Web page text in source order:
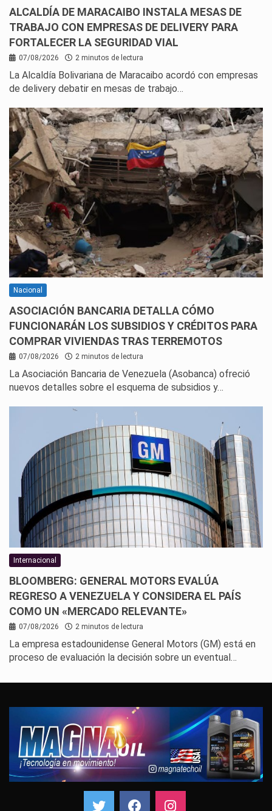
ALCALDÍA DE MARACAIBO INSTALA MESAS DE
TRABAJO CON EMPRESAS DE DELIVERY PARA
FORTALECER LA SEGURIDAD VIAL
07/08/2026 2 minutos de lectura
La Alcaldía Bolivariana de Maracaibo acordó con empresas
de delivery debatir en mesas de trabajo…
Nacional
ASOCIACIÓN BANCARIA DETALLA CÓMO
FUNCIONARÁN LOS SUBSIDIOS Y CRÉDITOS PARA
COMPRAR VIVIENDAS TRAS TERREMOTOS
07/08/2026 2 minutos de lectura
La Asociación Bancaria de Venezuela (Asobanca) ofreció
nuevos detalles sobre el esquema de subsidios y…
Internacional
BLOOMBERG: GENERAL MOTORS EVALÚA
REGRESO A VENEZUELA Y CONSIDERA EL PAÍS
COMO UN «MERCADO RELEVANTE»
07/08/2026 2 minutos de lectura
La empresa estadounidense General Motors (GM) está en
proceso de evaluación la decisión sobre un eventual…